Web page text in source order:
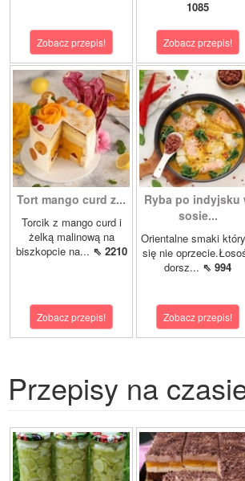
Zobacz przepis!
1085
Zobacz przepis!
Tort mango curd z...
Torcik z mango curd i
żelką malinową na
biszkopcie na... ⇖ 2210
Zobacz przepis!
Ryba po indyjsku
sosie...
Orientalne smaki
się nie
dorsz... ⇖ 994
Zobacz przepis!
Przepisy na